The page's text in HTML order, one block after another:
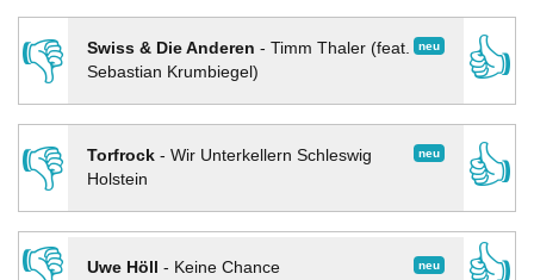
👎
neu
Swiss & Die Anderen - Timm Thaler (feat.
Sebastian Krumbiegel)
👍
👎 neu
Torfrock- Wir Unterkellern Schleswig
Holstein
👍
👎
neu
Uwe Höll - Keine Chance
👍